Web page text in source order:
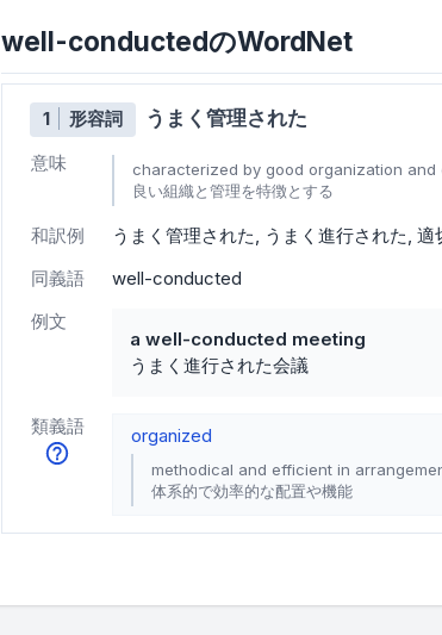
well-conductedのWordNet
1 形容詞 うまく管理された
意味
characterized by good organization and
良い組織と管理を特徴とする
和訳例 うまく管理された うまく進行された 適
同義語
well-conducted
例文
a well-conducted meeting
うまく進行された会議
類義語 organized
methodical and efficient in
体系的で効率的な配置や機能